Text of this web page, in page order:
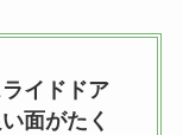
イドドア
面がたく